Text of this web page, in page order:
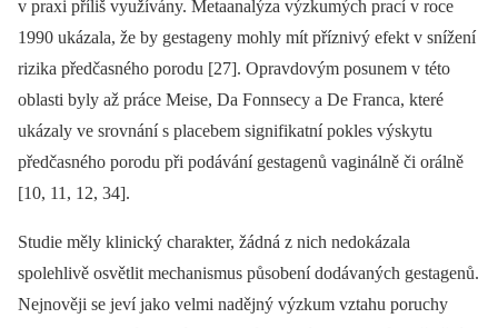
v praxi příliš využívány. Metaanalýza výzkumých prací v roce
1990 ukázala, že by gestageny mohly mít příznivý efekt v snížení
rizika předčasného porodu [27]. Opravdovým posunem v této
oblasti byly až práce Meise, Da Fonnsecy a De Franca, které
ukázaly ve srovnání s placebem signifikatní pokles výskytu
předčasného porodu při podávání gestagenů vaginálně či orálně
[10, 11, 12, 34].
Studie měly klinický charakter, žádná z nich nedokázala
spolehlivě osvětlit mechanismus působení dodávaných gestagenů.
Nejnověji se jeví jako velmi nadějný výzkum vztahu poruchy